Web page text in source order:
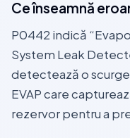
Ce înseamnă
P0442 indică
System Leak
detectează o
EVAP care
rezervor pentru a